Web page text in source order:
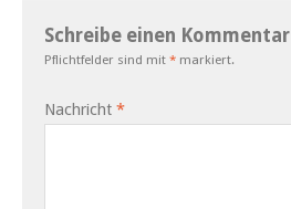
Schreibe einen Kommentar
Pflichtfelder sind mit * markiert.
Nachricht *